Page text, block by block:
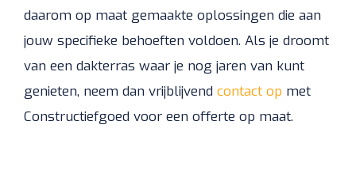
daarom op maat gemaakte oplossingen die aan
jouw specifieke behoeften voldoen. Als je droomt
van een dakterras waar je nog jaren van kunt
genieten, neem dan vrijblijvend contact op met
Constructiefgoed voor een offerte op maat.